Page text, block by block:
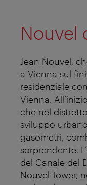
Nouvel
Jean Nouvel,
a Vienna sul
residenziale
Vienna.
che nel
sviluppo
gasometri,
sorprendente.
del Canale del
Nouvel-Tower,